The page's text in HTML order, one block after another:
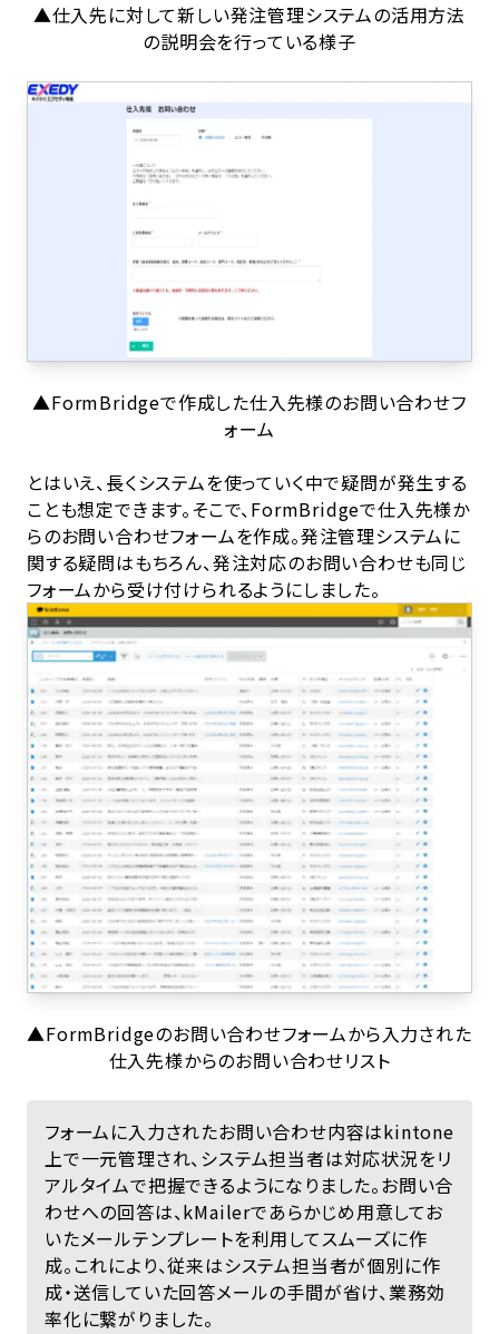
▲仕入先に対して新しい発注管理システムの活用方法
の説明会を行っている様子
▲FormBridgeで作成した仕入先様のお問い合わせフ
ォーム
とはいえ、長くシステムを使っていく中で疑問が発生する
ことも想定できます。そこで、FormBridgeで仕入先様か
らのお問い合わせフォームを作成。発注管理システムに
関する疑問はもちろん、発注対応のお問い合わせも同じ
フォームから受け付けられるようにしました。
▲FormBridgeのお問い合わせフォームから入力された
仕入先様からのお問い合わせリスト
フォームに入力されたお問い合わせ内容はkintone
上で一元管理され、システム担当者は対応状況をリ
アルタイムで把握できるようになりました。お問い合
わせへの回答は、kMailerであらかじめ用意してお
いたメールテンプレートを利用してスムーズに作
成。これにより、従来はシステム担当者が個別に作
成・送信していた回答メールの手間が省け、業務効
率化に繋がりました。